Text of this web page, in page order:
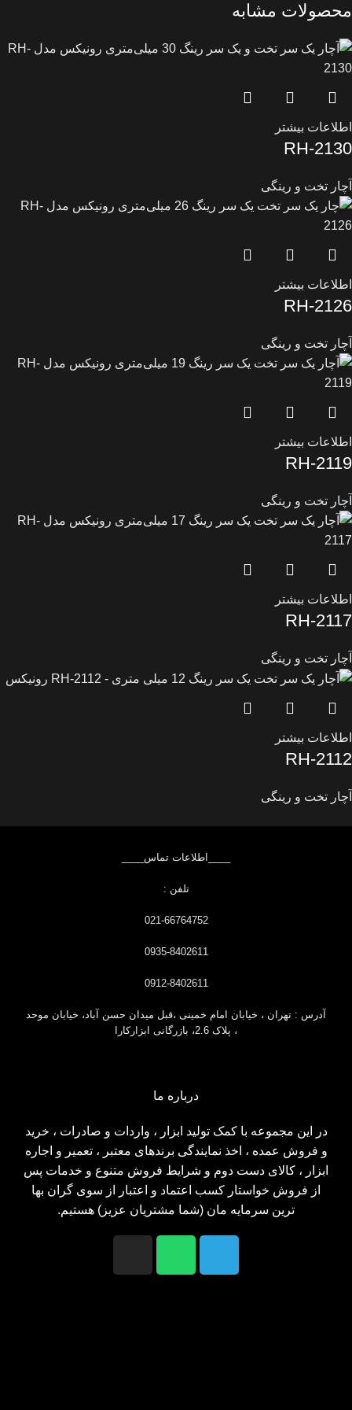
محصولات مشابه
اطلاعات بیشتر
RH-2130
آچار تخت و رینگی
اطلاعات بیشتر
RH-2126
آچار تخت و رینگی
اطلاعات بیشتر
RH-2119
آچار تخت و رینگی
اطلاعات بیشتر
RH-2117
آچار تخت و رینگی
اطلاعات بیشتر
RH-2112
آچار تخت و رینگی
____اطلاعات تماس____
تلفن :
021-66764752
0935-8402611
0912-8402611
آدرس : تهران ، خیابان امام خمینی ،قبل میدان حسن آباد، خیابان موحد
، پلاک 2.6، بازرگانی ابزارکارا
درباره ما
در این مجموعه با کمک تولید ابزار ، واردات و صادرات ، خرید
و فروش عمده ، اخذ نمایندگی برندهای معتبر ، تعمیر و اجاره
ابزار ، کالای دست دوم و شرایط فروش متنوع و خدمات پس
از فروش خواستار کسب اعتماد و اعتبار از سوی گران بها
ترین سرمایه مان (شما مشتریان عزیز) هستیم.